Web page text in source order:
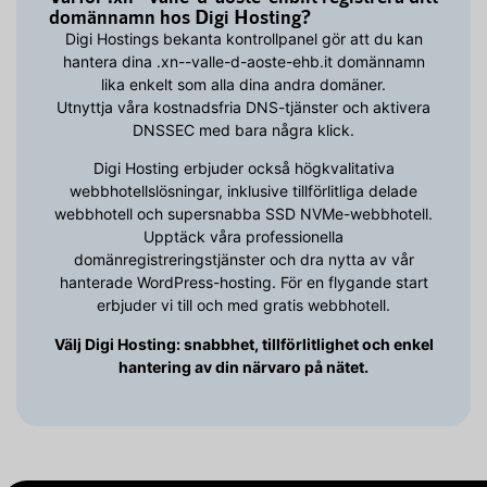
domännamn hos Digi Hosting?
Digi Hostings bekanta kontrollpanel gör att du kan
hantera dina .xn--valle-d-aoste-ehb.it domännamn
lika enkelt som alla dina andra domäner.
Utnyttja våra kostnadsfria DNS-tjänster och aktivera
DNSSEC med bara några klick.
Digi Hosting erbjuder också högkvalitativa
webbhotellslösningar, inklusive tillförlitliga delade
webbhotell och supersnabba SSD NVMe-webbhotell.
Upptäck våra professionella
domänregistreringstjänster och dra nytta av vår
hanterade WordPress-hosting. För en flygande start
erbjuder vi till och med gratis webbhotell.
Välj Digi Hosting: snabbhet, tillförlitlighet och enkel
hantering av din närvaro på nätet.